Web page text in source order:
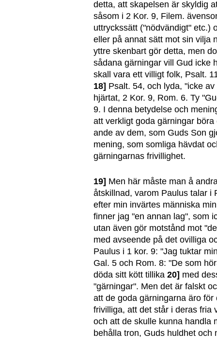
detta, att skapelsen är skyldig
såsom i 2 Kor. 9, Filem.
uttryckssätt ("nödvändigt" etc.)
eller på annat sätt mot sin vilja
yttre skenbart gör detta, men
sådana gärningar vill Gud icke
skall vara ett villigt folk, Psalt.
18] Psalt. 54, och lyda, "icke
hjärtat, 2 Kor. 9, Rom. 6. Ty
9. I denna betydelse och
att verkligt goda gärningar
ande av dem, som Guds Son
mening, som somliga hävdat
gärningarnas frivillighet.
19] Men här måste man å
åtskillnad, varom Paulus talar i
efter min invärtes människa
finner jag "en annan lag", som
utan även gör motstånd mot
med avseende på det ovilliga
Paulus i 1 kor. 9: "Jag tuktar
Gal. 5 och Rom. 8: "De som
döda sitt kött tillika 20] med
"gärningar". Men det är falskt
att de goda gärningarna äro
frivilliga, att det står i deras fria
och att de skulle kunna handla
behålla tron, Guds huldhet och